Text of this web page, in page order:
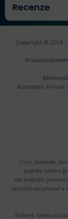
Recenze
Ceny, hodnoty,
podobě nebo v
obchodními
aktuální ani přesné a
Textový, video ani
Copyright © 2014 -
Kontaktní e-mail: